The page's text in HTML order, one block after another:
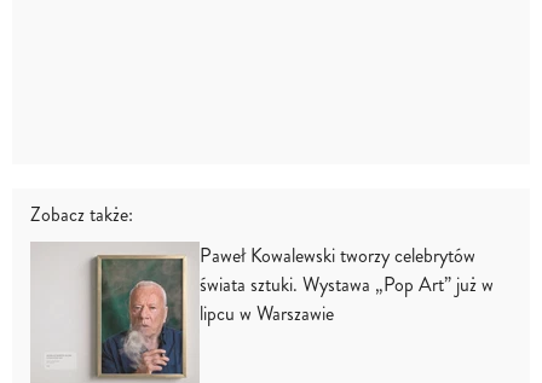
Zobacz także:
Paweł Kowalewski tworzy celebrytów
świata sztuki. Wystawa „Pop Art” już w
lipcu w Warszawie